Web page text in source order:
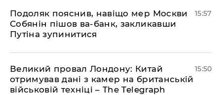
Подоляк пояснив, навіщо мер Москви
Собянін пішов ва-банк, закликавши
Путіна зупинитися
15:57
Великий провал Лондону: Китай
отримував дані з камер на британській
військовій техніці – The Telegraph
15:50